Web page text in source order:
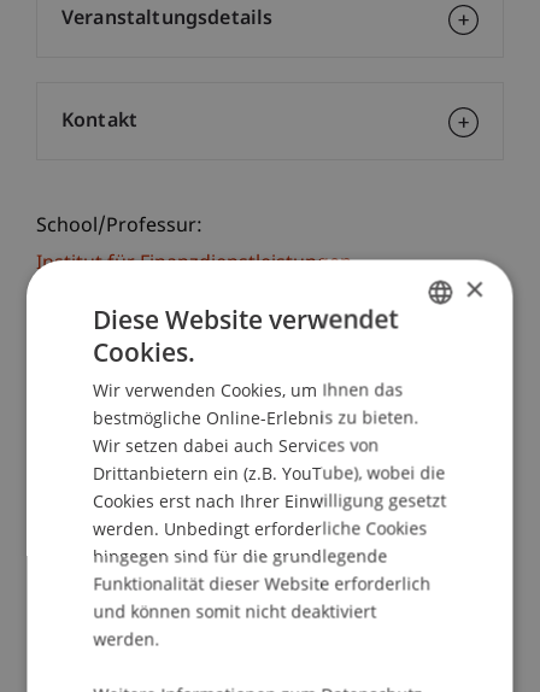
School/Professur:
Institut für Finanzdienstleistungen
Das Institut für Finanzdienstleistungen der
Hochschule Liechtenstein veranstaltet einen
Informationsabend und informiert über die
aktuellen Weiterbildungsangebote aus den
Bereichen Asset- und Portfoliomanagement,
Gesellschaftsrecht, Investmentfonds, Private
Banking, Steuerrecht, Treuhandwesen und
Wealth Management. Bei dieser Veranstaltung
erhalten Sie fundierte Informationen und einen
massgeschneiderten Gesamtüberblick über das
Angebot an Studien- und Lehrgängen,
fachspezifischen Tagungen, Seminaren und
Veranstaltungsdetails
Kontakt
×
Diese Website verwendet
Cookies.
Wir verwenden Cookies, um Ihnen das
bestmögliche Online-Erlebnis zu bieten.
Wir setzen dabei auch Services von
Drittanbietern ein (z.B. YouTube), wobei die
Cookies erst nach Ihrer Einwilligung gesetzt
werden. Unbedingt erforderliche Cookies
hingegen sind für die grundlegende
Funktionalität dieser Website erforderlich
und können somit nicht deaktiviert
werden.